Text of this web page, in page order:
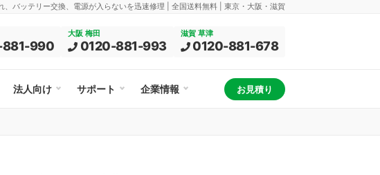
バッテリー交換、電源が入らないを迅速修理 | 全国送料無料 | 東京・大阪・滋賀
990
大阪 梅田
0120-881-993
滋賀 草津
0120-881-678
法人向け サポート 企業情報 お見積り